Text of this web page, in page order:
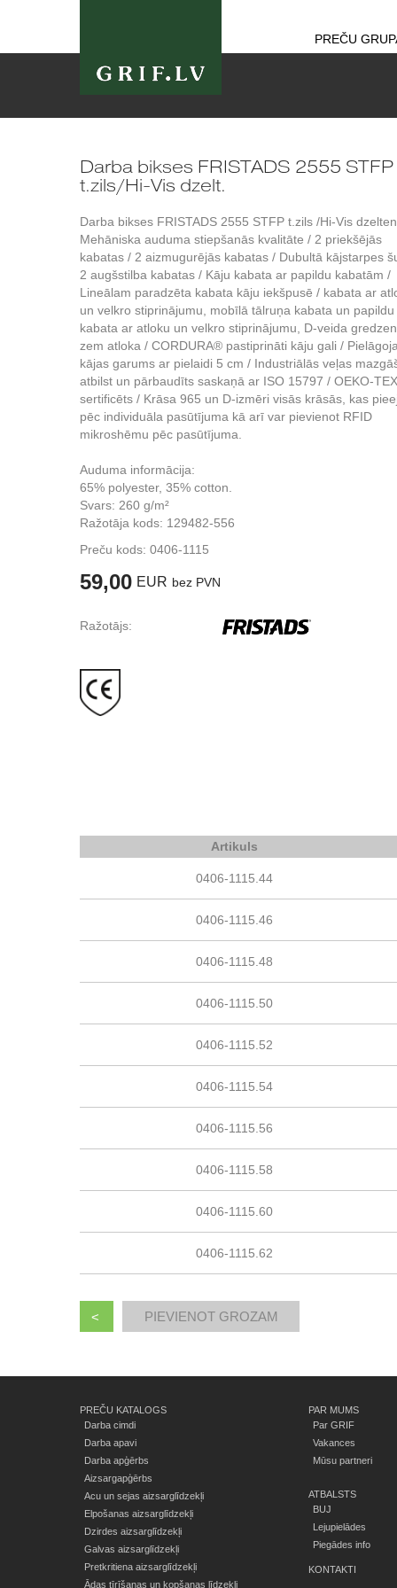
PREČU
Darba bikses FRISTADS 2555 STFP
t.zils/Hi-Vis dzelt.
Darba bikses FRISTADS 2555 STFP t.zils /Hi-Vis
Mehāniska auduma stiepšanās kvalitāte / 2 priekšējās
kabatas / 2 aizmugurējās kabatas / Dubultā kājstarpes
2 augšstilba kabatas / Kāju kabata ar papildu kabatām /
Lineālam paradzēta kabata kāju iekšpusē / kabata ar
un velkro stiprinājumu, mobīlā tālruņa kabata un papildu
kabata ar atloku un velkro stiprinājumu, D-veida
zem atloka / CORDURA® pastiprināti kāju gali /
kājas garums ar pielaidi 5 cm / Industriālās veļas
atbilst un pārbaudīts saskaņā ar ISO 15797 / OEKO-
sertificēts / Krāsa 965 un D-izmēri visās krāsās, kas
pēc individuāla pasūtījuma kā arī var pievienot RFID
mikroshēmu pēc pasūtījuma.
Auduma informācija:
65% polyester, 35% cotton.
Svars: 260 g/m²
Ražotāja kods: 129482-556
Preču kods: 0406-1115
59,00 EUR bez PVN
Ražotājs:
Artikuls
0406-1115.44
0406-1115.46
0406-1115.48
0406-1115.50
0406-1115.52
0406-1115.54
0406-1115.56
0406-1115.58
0406-1115.60
0406-1115.62
<
PREČU KATALOGS
Darba cimdi
Darba apavi
Darba apģērbs
Aizsargapģērbs
Acu un sejas aizsarglīdzekļi
Elpošanas aizsarglīdzekļi
Dzirdes aizsarglīdzekļi
Galvas aizsarglīdzekļi
Pretkritiena aizsarglīdzekļi
Ādas tīrīšanas un kopšanas līdzekļi
PAR MUMS
Par GRIF
Vakances
Mūsu partneri
ATBALSTS
BUJ
Lejupielādes
Piegādes info
KONTAKTI